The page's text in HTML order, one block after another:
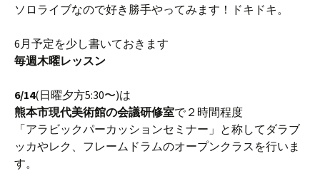
ソロライブなので好き勝手やってみます！ドキドキ。
6月予定を少し書いておきます
毎週木曜レッスン
6/14(日曜夕方5:30〜)は
熊本市現代美術館の会議研修室で２時間程度
「アラビックパーカッションセミナー」と称してダラブ
ッカやレク、フレームドラムのオープンクラスを行いま
す。